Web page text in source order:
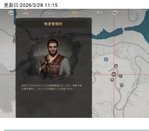
更新日:2026/3/28 11:15